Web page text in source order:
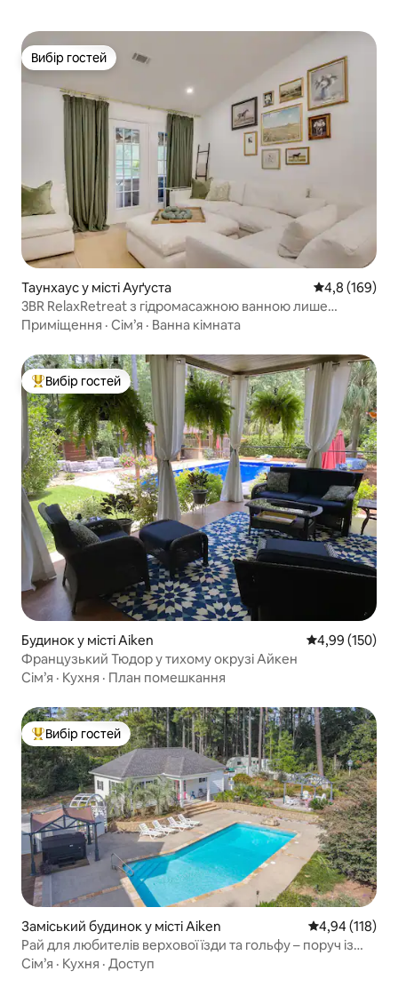
Вибір гостей
Вибір гостей
Таунхаус у місті Ауґуста Середня
4,8 (169)
3BR RelaxRetreat з гідромасажною ванною лише
6,9 миль від Masters
Приміщення · Сім’я · Ванна кімната
Топ вибір гостей
Вибір гостей
Будинок у місті Aiken Середня
4,99 (150)
Французький Тюдор у тихому окрузі Айкен
Сім’я · Кухня · План помешкання
Топ вибір гостей
Вибір гостей
Заміський будинок у місті Aiken Середня
4,94 (118)
Рай для любителів верхової їзди та гольфу – поруч із
усім
Сім’я · Кухня · Доступ